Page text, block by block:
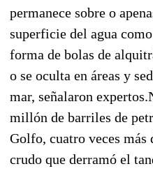
permanece sobre o
superficie del agua
forma de bolas de
o se oculta en áreas y
mar, señalaron
millón de barriles de
Golfo, cuatro veces
crudo que derramó el